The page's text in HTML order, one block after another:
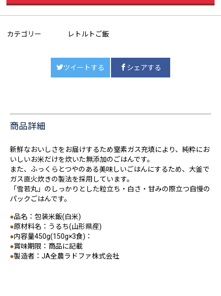
カテゴリー レトルトご飯
ツイートする シェアする
商品詳細
新鮮なおいしさをお届けするため窒素ガス充填により、純粋にお
いしいお米だけを炊いた無添加のごはんです。
また、ふっくらとつやのある美味しいごはんにするため、大釜で
ガス直火炊きの製法を採用しています。
「雪若丸」のしっかりとした粒立ち・白さ・甘みの際立つ自慢の
パックごはんです。
●品名：包装米飯(白米)
●原材料名：うるち(山形県産)
●内容量450g(150g×3食)：
●賞味期限：商品に記載
●製造者：JA全農ラドファ株式会社